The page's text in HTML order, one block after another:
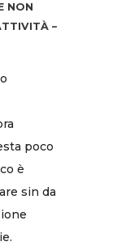
NON
–
poco
è
sin da